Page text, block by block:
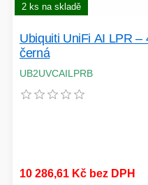
2 ks na skladě
Ubiquiti UniFi AI LPR
černá
UB2UVCAILPRB
10 286,61 Kč bez DPH